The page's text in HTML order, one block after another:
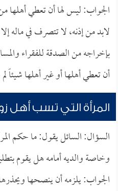
الجواب: ليس لها أن تعطي أهلها
لابد من إذنه، لا تتصرف في ماله
بإخراجه من الصدقة للفقراء
أن تعطي أهلها أو غير أهلها شيئاً لم
المرأة التي تسب أهل
السؤال: السائل يقول: ما حكم
وخاصة والديه أمامه هل يقوم
الجواب: يلزمه أن ينصحها